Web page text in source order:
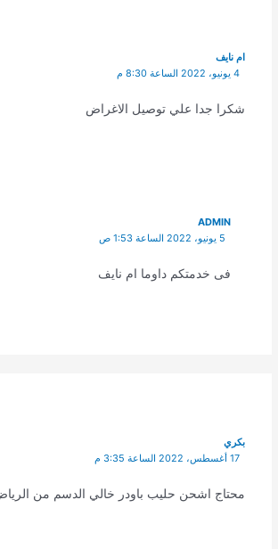
ام نايف
4 يونيو، 2022 الساعة 8:30 م
شكرا جدا علي توصيل الاغراض
ADMIN
5 يونيو، 2022 الساعة 1:53 ص
فى خدمتكم داوما ام نايف
بكري
17 أغسطس، 2022 الساعة 3:35 م
محتاج اشحن حليب باودر خالي الدسم من